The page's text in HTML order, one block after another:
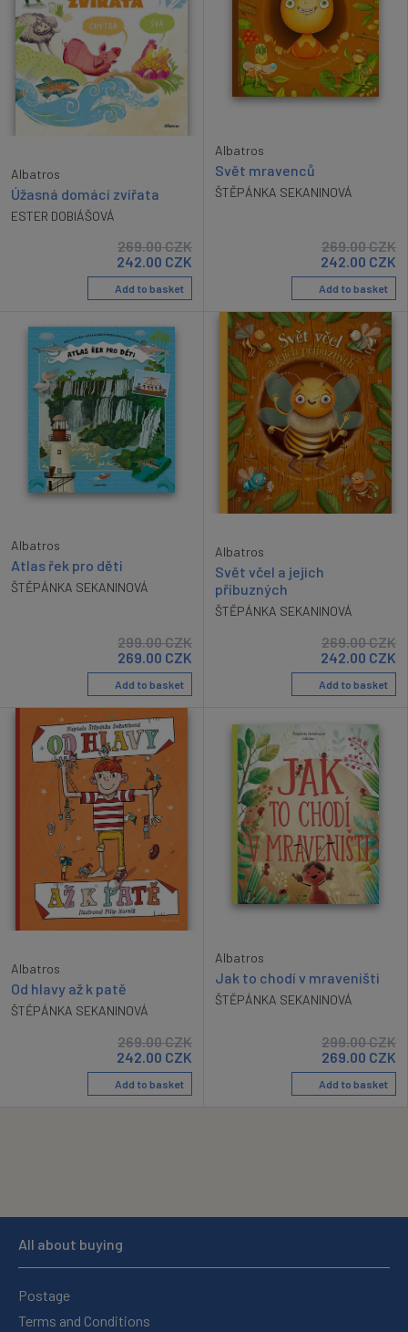
Albatros
Úžasná domácí zvířata
ESTER DOBIÁŠOVÁ
269.00CZK
242.00 CZK
Add to basket
Albatros
Svět mravenců
ŠTĚPÁNKA SEKANINOVÁ
269.00CZK
242.00 CZK
Add to basket
Albatros
Atlas řek pro děti
ŠTĚPÁNKA SEKANINOVÁ
299.00CZK
269.00 CZK
Add to basket
Albatros
Svět včel a jejich
příbuzných
ŠTĚPÁNKA SEKANINOVÁ
269.00CZK
242.00 CZK
Add to basket
Albatros
Od hlavy až k patě
ŠTĚPÁNKA SEKANINOVÁ
269.00CZK
242.00 CZK
Add to basket
Albatros
Jak to chodí v mraveništi
ŠTĚPÁNKA SEKANINOVÁ
299.00CZK
269.00 CZK
Add to basket
All about buying
Postage
Terms and Conditions